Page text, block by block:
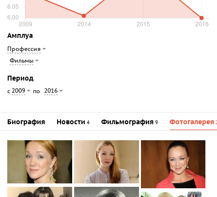
Амплуа
Профессия
Фильмы
Период
с 2009 по 2016
Биография Новости 4 Фильмография 9 Фотогалерея